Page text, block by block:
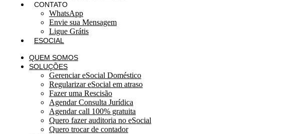
CONTATO
WhatsApp
Envie sua Mensagem
Ligue Grátis
ESOCIAL
QUEM SOMOS
SOLUÇÕES
Gerenciar eSocial Doméstico
Regularizar eSocial em atraso
Fazer uma Rescisão
Agendar Consulta Jurídica
Agendar call 100% gratuita
Quero fazer auditoria no eSocial
Quero trocar de contador